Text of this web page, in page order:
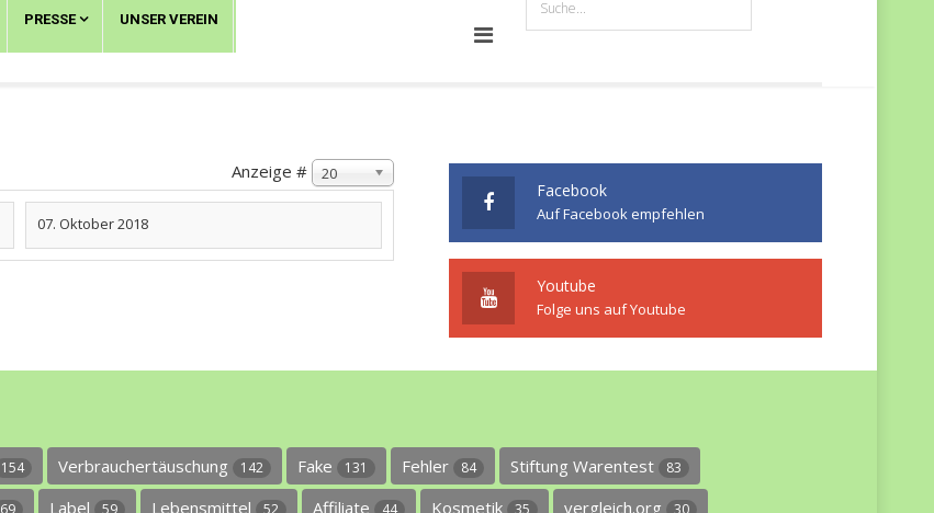
PRESSE UNSER VEREIN
Anzeige #
20
07. Oktober 2018
Facebook
Auf Facebook empfehlen
Youtube
Folge uns auf Youtube
154 Verbrauchertäuschung 142 Fake 131 Fehler 84 Stiftung Warentest 83
69 Label 59 Lebensmittel 52 Affiliate 44 Kosmetik 35 vergleich.org 30